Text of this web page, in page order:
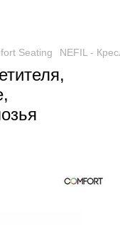
Seating NEFIL -